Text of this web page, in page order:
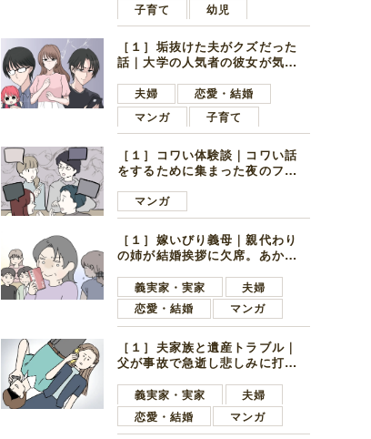
子育て
幼児
［１］垢抜けた夫がクズだった
話｜大学の人気者の彼女が気に
子学生
夫婦
恋愛・結婚
マンガ
子育て
［１］コワい体験談｜コワい話
をするために集まった夜のファ
好きの男の子ママ
マンガ
［１］嫁いびり義母｜親代わり
の姉が結婚挨拶に欠席。あから
義実家・実家
夫婦
恋愛・結婚
マンガ
［１］夫家族と遺産トラブル｜
父が事故で急逝し悲しみに打ち
ます夫
義実家・実家
夫婦
恋愛・結婚
マンガ